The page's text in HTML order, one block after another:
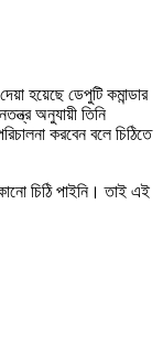
হয়েছে ডেপুটি কমান্ডার
অনুযায়ী তিনি
করবেন বলে চিঠিতে
চিঠি পাইনি। তাই এই